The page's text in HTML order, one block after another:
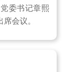
委书记章熙
会议。